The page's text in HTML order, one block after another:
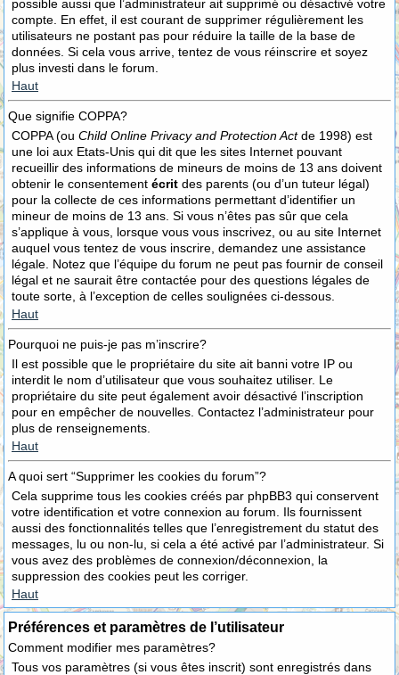
possible aussi que l’administrateur ait supprimé ou désactivé votre
compte. En effet, il est courant de supprimer régulièrement les
utilisateurs ne postant pas pour réduire la taille de la base de
données. Si cela vous arrive, tentez de vous réinscrire et soyez
plus investi dans le forum.
Haut
Que signifie COPPA?
COPPA (ou Child Online Privacy and Protection Actde 1998) est
une loi aux Etats-Unis qui dit que les sites Internet pouvant
recueillir des informations de mineurs de moins de 13 ans doivent
obtenir le consentement écrit des parents (ou d’un tuteur légal)
pour la collecte de ces informations permettant d’identifier un
mineur de moins de 13 ans. Si vous n’êtes pas sûr que cela
s’applique à vous, lorsque vous vous inscrivez, ou au site Internet
auquel vous tentez de vous inscrire, demandez une assistance
légale. Notez que l’équipe du forum ne peut pas fournir de conseil
légal et ne saurait être contactée pour des questions légales de
toute sorte, à l’exception de celles soulignées ci-dessous.
Haut
Pourquoi ne puis-je pas m’inscrire?
Il est possible que le propriétaire du site ait banni votre IP ou
interdit le nom d’utilisateur que vous souhaitez utiliser. Le
propriétaire du site peut également avoir désactivé l’inscription
pour en empêcher de nouvelles. Contactez l’administrateur pour
plus de renseignements.
Haut
A quoi sert “Supprimer les cookies du forum”?
Cela supprime tous les cookies créés par phpBB3 qui conservent
votre identification et votre connexion au forum. Ils fournissent
aussi des fonctionnalités telles que l’enregistrement du statut des
messages, lu ou non-lu, si cela a été activé par l’administrateur. Si
vous avez des problèmes de connexion/déconnexion, la
suppression des cookies peut les corriger.
Haut
Préférences et paramètres de l’utilisateur
Comment modifier mes paramètres?
Tous vos paramètres (si vous êtes inscrit) sont enregistrés dans